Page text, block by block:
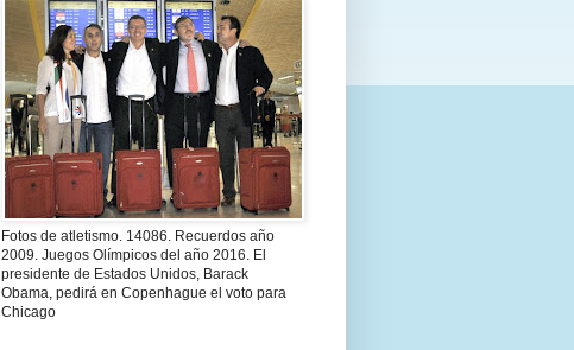
Fotos de atletismo. 14086. Recuerdos año
2009. Juegos Olímpicos del año 2016. El
presidente de Estados Unidos, Barack
Obama, pedirá en Copenhague el voto para
Chicago